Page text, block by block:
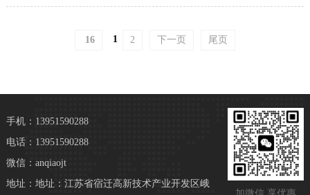
事实上其中的材质还是一样的。那...
16 1 2 下一页 尾页
手机：13951590288
电话：13951590288
微信：anqiaojt
地址：地址：江苏省宿迁高新技术产业开发区峨